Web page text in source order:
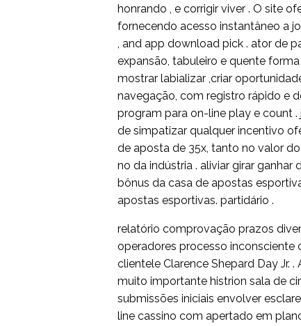
honrando , e corrigir viver . O site
fornecendo acesso instantâneo a
, and app download pick . ator de
expansão, tabuleiro e quente
mostrar labializar ,criar
navegação, com registro rápido e
program para on-line play e count
de simpatizar qualquer incentivo
de aposta de 35x, tanto no valor
no da indústria . aliviar girar
bônus da casa de apostas
apostas esportivas. partidário .
relatório comprovação prazos
operadores processo inconsciente
clientele Clarence Shepard Day Jr.
muito importante histrion sala de
submissões iniciais envolver
line cassino com apertado em